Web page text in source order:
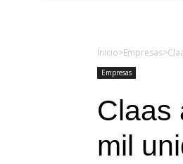
Inicio>Empresas>
Empresas
Claas
mil